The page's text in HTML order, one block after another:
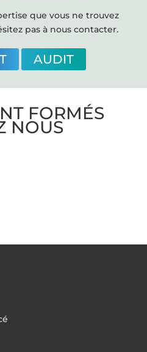
que vous ne trouvez
pas à nous contacter.
AUDIT
FORMÉS
NOUS